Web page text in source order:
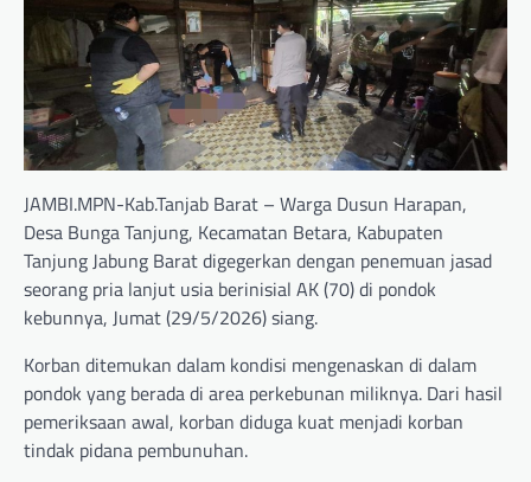
JAMBI.MPN-Kab.Tanjab Barat – Warga Dusun Harapan,
Desa Bunga Tanjung, Kecamatan Betara, Kabupaten
Tanjung Jabung Barat digegerkan dengan penemuan jasad
seorang pria lanjut usia berinisial AK (70) di pondok
kebunnya, Jumat (29/5/2026) siang.
Korban ditemukan dalam kondisi mengenaskan di dalam
pondok yang berada di area perkebunan miliknya. Dari hasil
pemeriksaan awal, korban diduga kuat menjadi korban
tindak pidana pembunuhan.